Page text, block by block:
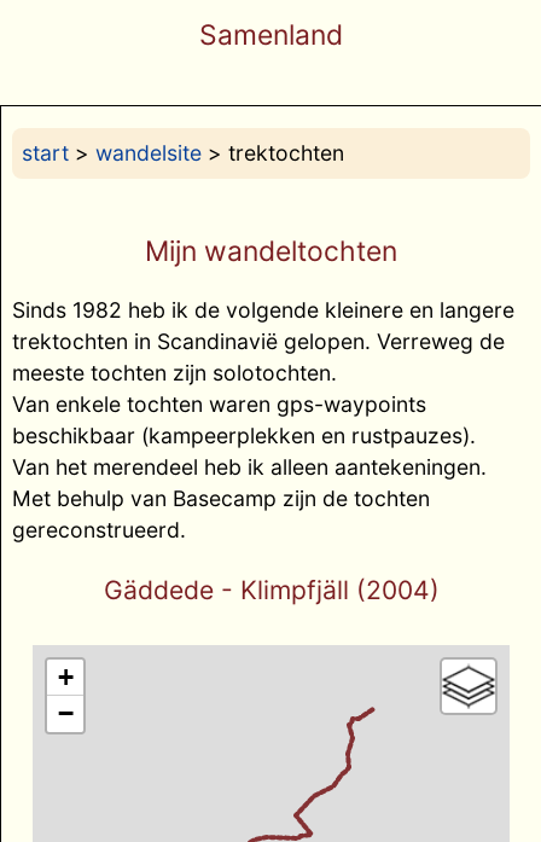
Samenland
start> wandelsite> trektochten
Mijn wandeltochten
Sinds 1982 heb ik de volgende kleinere en langere
trektochten in Scandinavië gelopen. Verreweg de
meeste tochten zijn solotochten.
Van enkele tochten waren gps-waypoints
beschikbaar (kampeerplekken en rustpauzes).
Van het merendeel heb ik alleen aantekeningen.
Met behulp van Basecamp zijn de tochten
gereconstrueerd.
Gäddede - Klimpfjäll (2004)
+
−